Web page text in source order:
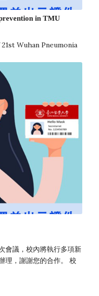
in TMU
Wuhan Pneumonia
會議，校內將執行多項新
理，謝謝您的合作。 校